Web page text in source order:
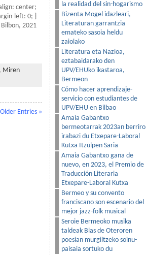
center;
left: 0; }
2021
Miren
Older Entries »
la realidad del sin-hogarismo
Bizenta Mogel idazleari,
Literaturan garrantzia
emateko sasoia heldu
zaiolako
Literatura eta Nazioa,
eztabaidarako den
UPV/EHUko ikastaroa,
Bermeon
Cómo hacer aprendizaje-
servicio con estudiantes de
UPV/EHU en Bilbao
Amaia Gabantxo
bermeotarrak 2023an berriro
irabazi du Etxepare-Laboral
Kutxa Itzulpen Saria
Amaia Gabantxo gana de
nuevo, en 2023, el Premio de
Traducción Literaria
Etxepare-Laboral Kutxa
Bermeo y su convento
franciscano son escenario del
mejor jazz-folk musical
Seroie Bermeoko musika
taldeak Blas de Oteroren
poesian murgiltzeko soinu-
paisaia sortuko du